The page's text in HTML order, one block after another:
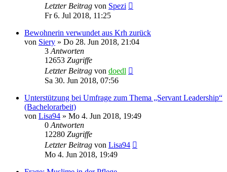
Letzter Beitrag von Spezi
Fr 6. Jul 2018, 11:25
Bewohnerin verwundet aus Krh zurück
von Siery » Do 28. Jun 2018, 21:04
3 Antworten
12653 Zugriffe
Letzter Beitrag von doedl
Sa 30. Jun 2018, 07:56
Unterstützung bei Umfrage zum Thema „Servant Leadership“
(Bachelorarbeit)
von Lisa94 » Mo 4. Jun 2018, 19:49
0 Antworten
12280 Zugriffe
Letzter Beitrag von Lisa94
Mo 4. Jun 2018, 19:49